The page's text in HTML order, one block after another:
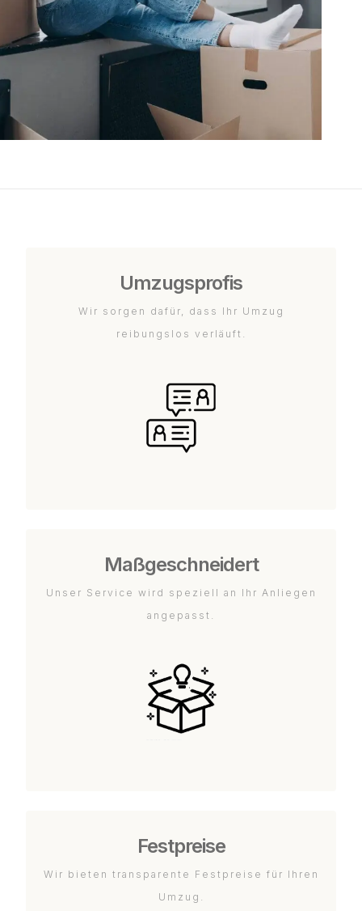
Umzugsprofis
Wir sorgen dafür, dass Ihr Umzug
reibungslos verläuft.
Maßgeschneidert
Unser Service wird speziell an Ihr Anliegen
angepasst.
Festpreise
Wir bieten transparente Festpreise für Ihren
Umzug.